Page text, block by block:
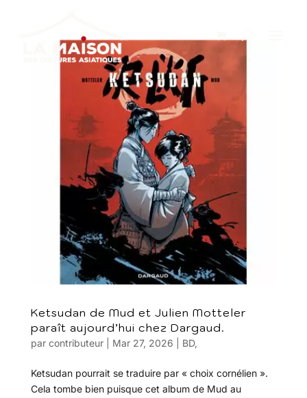
Ketsudan de Mud et Julien Motteler
paraît aujourd’hui chez Dargaud.
par contributeur| Mar 27, 2026 BD,
Ketsudan pourrait se traduire par « choix cornélien ».
Cela tombe bien puisque cet album de Mud au